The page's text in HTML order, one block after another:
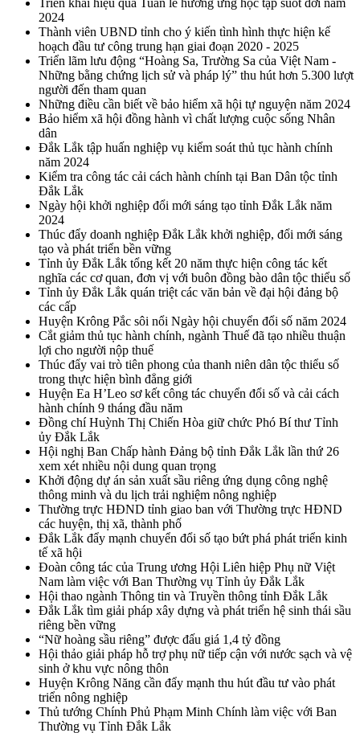
Triển khai hiệu quả Tuần lễ hưởng ứng học tập suốt đời năm
2024
Thành viên UBND tỉnh cho ý kiến tình hình thực hiện kế
hoạch đầu tư công trung hạn giai đoạn 2020 - 2025
Triển lãm lưu động “Hoàng Sa, Trường Sa của Việt Nam -
Những bằng chứng lịch sử và pháp lý” thu hút hơn 5.300 lượt
người đến tham quan
Những điều cần biết về bảo hiểm xã hội tự nguyện năm 2024
Bảo hiểm xã hội đồng hành vì chất lượng cuộc sống Nhân
dân
Đắk Lắk tập huấn nghiệp vụ kiểm soát thủ tục hành chính
năm 2024
Kiểm tra công tác cải cách hành chính tại Ban Dân tộc tỉnh
Đắk Lắk
Ngày hội khởi nghiệp đổi mới sáng tạo tỉnh Đắk Lắk năm
2024
Thúc đẩy doanh nghiệp Đắk Lắk khởi nghiệp, đổi mới sáng
tạo và phát triển bền vững
Tỉnh ủy Đắk Lắk tổng kết 20 năm thực hiện công tác kết
nghĩa các cơ quan, đơn vị với buôn đồng bào dân tộc thiểu số
Tỉnh ủy Đắk Lắk quán triệt các văn bản về đại hội đảng bộ
các cấp
Huyện Krông Pắc sôi nổi Ngày hội chuyển đổi số năm 2024
Cắt giảm thủ tục hành chính, ngành Thuế đã tạo nhiều thuận
lợi cho người nộp thuế
Thúc đẩy vai trò tiên phong của thanh niên dân tộc thiểu số
trong thực hiện bình đẳng giới
Huyện Ea H’Leo sơ kết công tác chuyển đổi số và cải cách
hành chính 9 tháng đầu năm
Đồng chí Huỳnh Thị Chiến Hòa giữ chức Phó Bí thư Tỉnh
ủy Đắk Lắk
Hội nghị Ban Chấp hành Đảng bộ tỉnh Đắk Lắk lần thứ 26
xem xét nhiều nội dung quan trọng
Khởi động dự án sản xuất sầu riêng ứng dụng công nghệ
thông minh và du lịch trải nghiệm nông nghiệp
Thường trực HĐND tỉnh giao ban với Thường trực HĐND
các huyện, thị xã, thành phố
Đắk Lắk đẩy mạnh chuyển đổi số tạo bứt phá phát triển kinh
tế xã hội
Đoàn công tác của Trung ương Hội Liên hiệp Phụ nữ Việt
Nam làm việc với Ban Thường vụ Tỉnh ủy Đắk Lắk
Hội thao ngành Thông tin và Truyền thông tỉnh Đắk Lắk
Đắk Lắk tìm giải pháp xây dựng và phát triển hệ sinh thái sầu
riêng bền vững
“Nữ hoàng sầu riêng” được đấu giá 1,4 tỷ đồng
Hội thảo giải pháp hỗ trợ phụ nữ tiếp cận với nước sạch và vệ
sinh ở khu vực nông thôn
Huyện Krông Năng cần đẩy mạnh thu hút đầu tư vào phát
triển nông nghiệp
Thủ tướng Chính Phủ Phạm Minh Chính làm việc với Ban
Thường vụ Tỉnh Đắk Lắk